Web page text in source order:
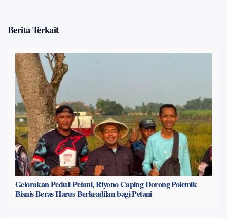
Berita Terkait
Gelorakan Peduli Petani, Riyono Caping Dorong Polemik
Bisnis Beras Harus Berkeadilan bagi Petani